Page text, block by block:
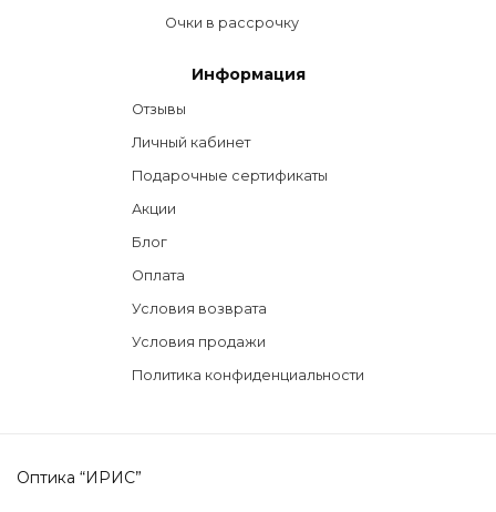
Очки в рассрочку
Информация
Отзывы
Личный кабинет
Подарочные сертификаты
Акции
Блог
Оплата
Условия возврата
Условия продажи
Политика конфиденциальности
Оптика “ИРИС”